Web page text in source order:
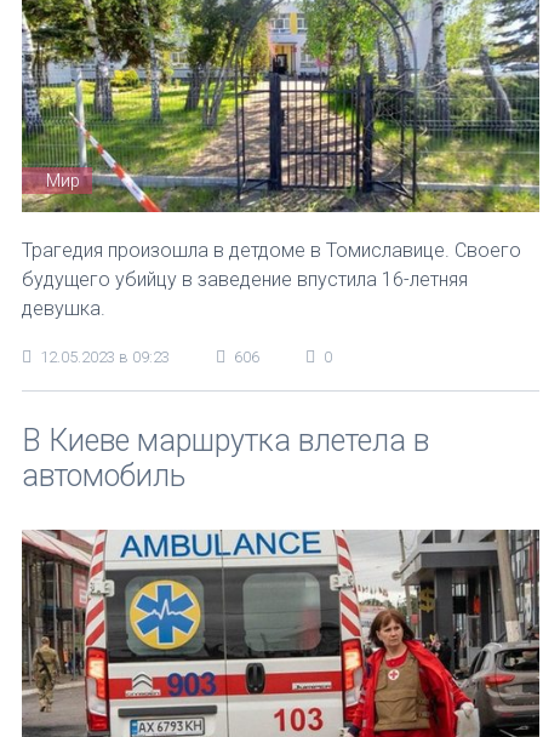
Мир
Трагедия произошла в детдоме в Томиславице. Своего
будущего убийцу в заведение впустила 16-летняя
девушка.
12.05.2023 в 09:23 606 0
В Киеве маршрутка влетела в
автомобиль